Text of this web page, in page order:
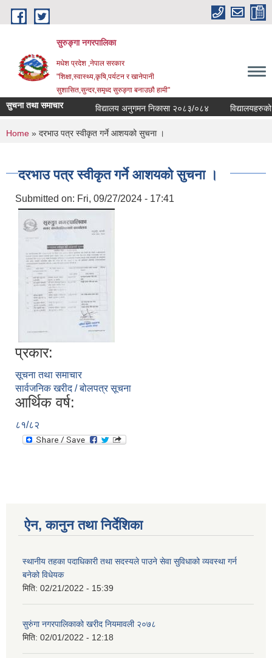
Skip to main content
सुरुङ्‍गा नगरपालिका
मधेश प्रदेश ,नेपाल सरकार
"शिक्षा,स्वास्थ्य,कृषि,पर्यटन र खानेपानी
सुशासित,सुन्दर,समृध्द सुरुङ्गा बनाउछौ हामी"
सुचना तथा समाचार विद्यालय अनुगमन निकासा २०८३/०८४ विद्यालयहरुको
You are here
Home » दरभाउ पत्र स्वीकृत गर्ने आशयको सुचना ।
दरभाउ पत्र स्वीकृत गर्ने आशयको सुचना ।
Submitted on: Fri, 09/27/2024 - 17:41
प्रकार:
सूचना तथा समाचार
सार्वजनिक खरीद / बोलपत्र सूचना
आर्थिक वर्ष:
८१/८२
ऐन, कानुन तथा निर्देशिका
स्थानीय तहका पदाधिकारी तथा सदस्यले पाउने सेवा सुविधाको व्यवस्था गर्न
बनेको विधेयक
मिति: 02/21/2022 - 15:39
सुरुंगा नगरपालिकाको खरीद नियमावली २०७८
मिति: 02/01/2022 - 12:18